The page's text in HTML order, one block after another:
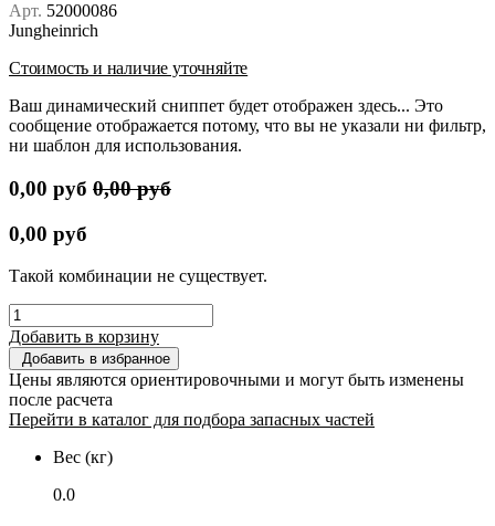
Арт. 52000086
Jungheinrich
Стоимость и наличие уточняйте
Ваш динамический сниппет будет отображен здесь... Это
сообщение отображается потому, что вы не указали ни фильтр,
ни шаблон для использования.
0,00 руб 0,00руб
0,00 руб
Такой комбинации не существует.
Добавить в корзину
Добавить в избранное
Цены являются ориентировочными и могут быть изменены
после расчета
Перейти в каталог для подбора запасных частей
Вес (кг)
0.0